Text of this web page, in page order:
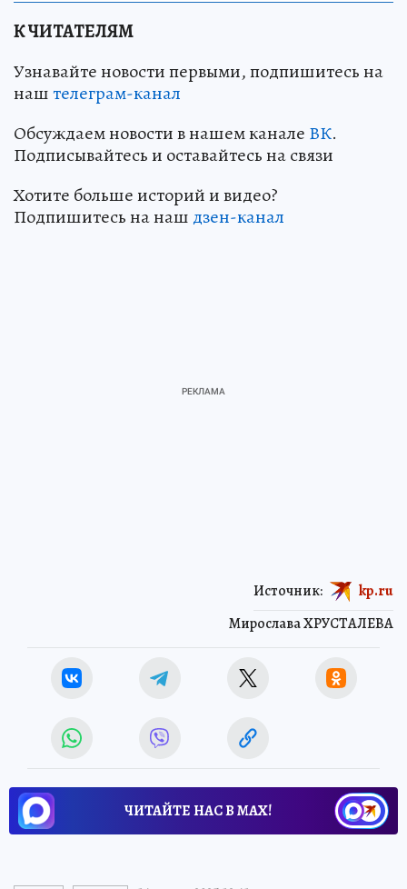
К ЧИТАТЕЛЯМ
Узнавайте новости первыми, подпишитесь на
наштелеграм-канал
Обсуждаем новости в нашем канале ВК.
Подписывайтесь и оставайтесь на связи
Хотите больше историй и видео?
Подпишитесь на наш дзен-канал
Мирослава ХРУСТАЛЕВА
Источник: kp.ru
ЧИТАЙТЕ НАС В МАХ!